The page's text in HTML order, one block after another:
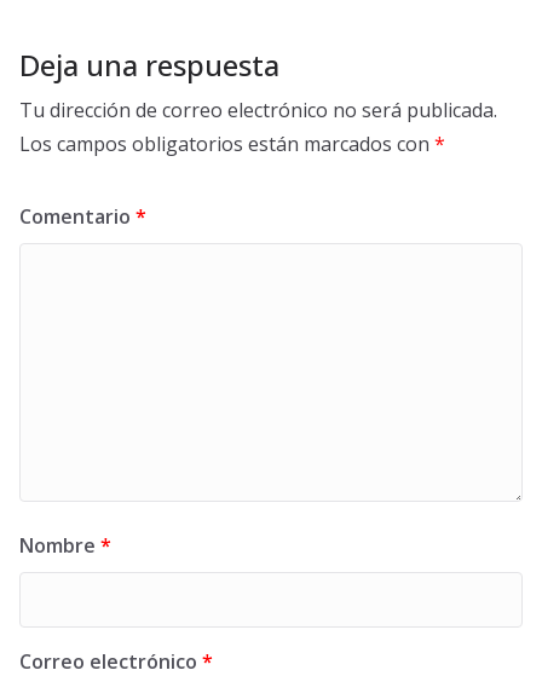
Deja una respuesta
Tu dirección de correo electrónico no será publicada.
Los campos obligatorios están marcados con *
Comentario *
Nombre *
Correo electrónico *